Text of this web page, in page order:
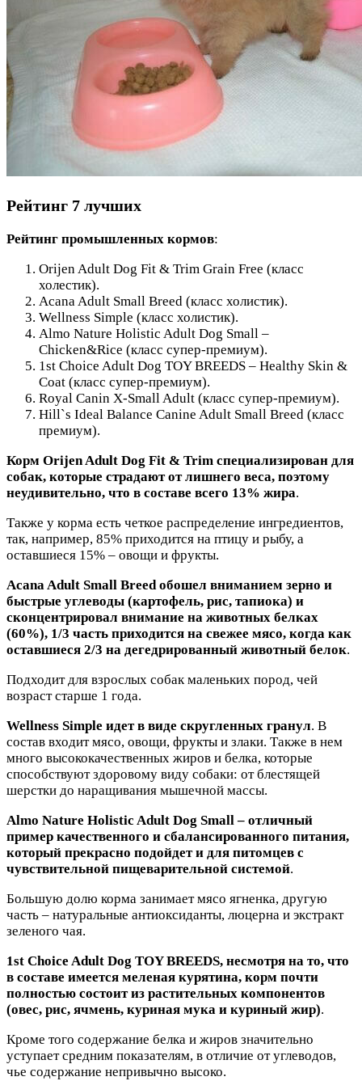
Рейтинг 7 лучших
Рейтинг промышленных кормов:
Orijen Adult Dog Fit & Trim Grain Free (класс
холестик).
Acana Adult Small Breed (класс холистик).
Wellness Simple (класс холистик).
Almo Nature Holistic Adult Dog Small –
Chicken&Rice (класс супер-премиум).
1st Choice Adult Dog TOY BREEDS – Healthy Skin &
Coat (класс супер-премиум).
Royal Canin X-Small Adult (класс супер-премиум).
Hill`s Ideal Balance Canine Adult Small Breed (класс
премиум).
Корм Orijen Adult Dog Fit & Trim специализирован для
собак, которые страдают от лишнего веса, поэтому
неудивительно, что в составе всего 13% жира.
Также у корма есть четкое распределение ингредиентов,
так, например, 85% приходится на птицу и рыбу, а
оставшиеся 15% – овощи и фрукты.
Acana Adult Small Breed обошел вниманием зерно и
быстрые углеводы (картофель, рис, тапиока) и
сконцентрировал внимание на животных белках
(60%), 1/3 часть приходится на свежее мясо, когда как
оставшиеся 2/3 на дегедрированный животный белок.
Подходит для взрослых собак маленьких пород, чей
возраст старше 1 года.
Wellness Simple идет в виде скругленных гранул. В
состав входит мясо, овощи, фрукты и злаки. Также в нем
много высококачественных жиров и белка, которые
способствуют здоровому виду собаки: от блестящей
шерстки до наращивания мышечной массы.
Almo Nature Holistic Adult Dog Small – отличный
пример качественного и сбалансированного питания,
который прекрасно подойдет и для питомцев с
чувствительной пищеварительной системой.
Большую долю корма занимает мясо ягненка, другую
часть – натуральные антиоксиданты, люцерна и экстракт
зеленого чая.
1st Choice Adult Dog TOY BREEDS, несмотря на то, что
в составе имеется меленая курятина, корм почти
полностью состоит из растительных компонентов
(овес, рис, ячмень, куриная мука и куриный жир).
Кроме того содержание белка и жиров значительно
уступает средним показателям, в отличие от углеводов,
чье содержание непривычно высоко.